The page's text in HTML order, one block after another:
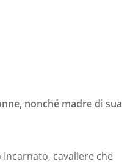
nonché madre di sua
cavaliere che